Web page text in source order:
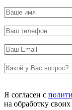
Я согласен с
на обработку